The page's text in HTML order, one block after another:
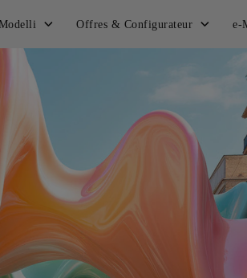
Offres & Configurateur e-